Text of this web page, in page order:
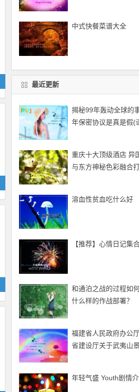
中式快餐菜谱大全
最近更新
揭秘99年轰动全球的
年保密协议是真是假(
重庆十大顶级酒店 异
与东方神秘色彩融合
溶血性贫血吃什么好
【推荐】心情日记集
和通泊之战的过程如
什么样的作战部署？
福建省人民政府办公
省建设厅关于武夷山
护管理协调委员会议
年轻气盛 Youth剧情